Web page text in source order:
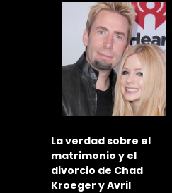
La verdad sobre el
matrimonio y el
divorcio de Chad
Kroeger y Avril